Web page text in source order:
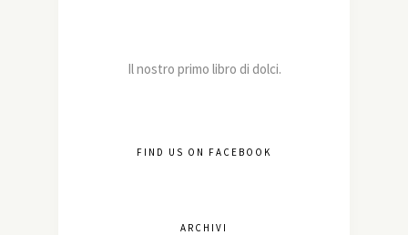
Il nostro primo libro di dolci.
FIND US ON FACEBOOK
ARCHIVI